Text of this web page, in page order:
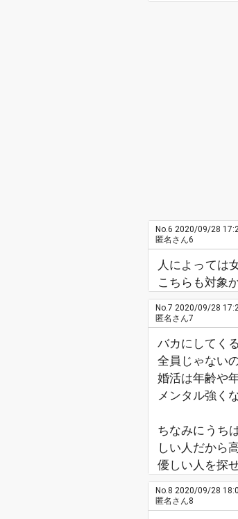
No.6 2020/09/28
匿名さん6
人によっては
こちらも対象
No.7 2020/09/28
匿名さん7
バカにしてく
全員じゃない
婚活は年齢や
メンタル強く
ちなみにうち
しい人だから
優しい人を探
No.8 2020/09/28
匿名さん8